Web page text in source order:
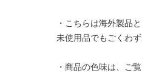
・こちらは海外製品
未使用品でもごくわ
・商品の色味は、ご